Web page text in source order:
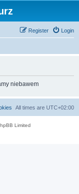
Login
Register
niebawem
All times are UTC+02:00
Limited